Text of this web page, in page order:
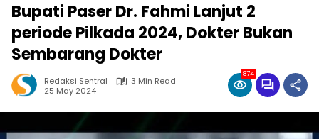
Bupati Paser Dr. Fahmi Lanjut 2
periode Pilkada 2024, Dokter Bukan
Sembarang Dokter
Redaksi Sentral
3 Min Read
25 May 2024
874